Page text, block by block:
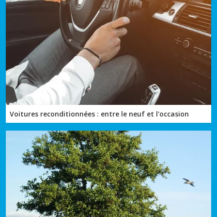
Voitures reconditionnées : entre le neuf et l'occasion